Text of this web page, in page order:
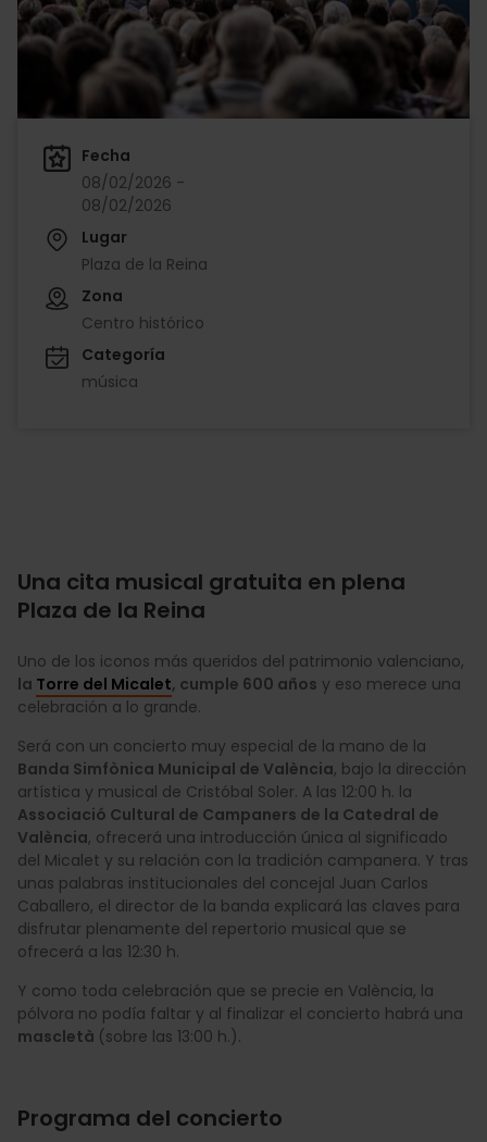
Fecha
08/02/2026 -
08/02/2026
Lugar
Plaza de la Reina
Zona
Centro histórico
Categoría
música
Una cita musical gratuita en plena
Plaza de la Reina
Uno de los iconos más queridos del patrimonio valenciano,
la Torre del Micalet, cumple 600 años y eso merece una
celebración a lo grande.
Será con un concierto muy especial de la mano de la
Banda Simfònica Municipal de València, bajo la dirección
artística y musical de Cristóbal Soler. A las 12:00 h. la
Associació Cultural de Campaners de la Catedral de
València, ofrecerá una introducción única al significado
del Micalet y su relación con la tradición campanera. Y tras
unas palabras institucionales del concejal Juan Carlos
Caballero, el director de la banda explicará las claves para
disfrutar plenamente del repertorio musical que se
ofrecerá a las 12:30 h.
Y como toda celebración que se precie en València, la
pólvora no podía faltar y al finalizar el concierto habrá una
mascletà (sobre las 13:00 h.).
Programa del concierto